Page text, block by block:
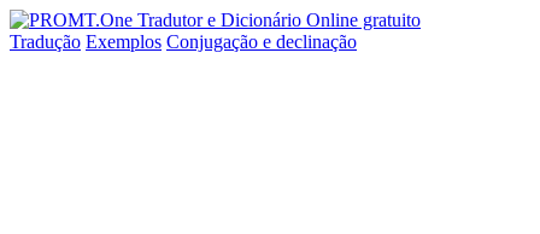
Tradução Exemplos Conjugação e declinação